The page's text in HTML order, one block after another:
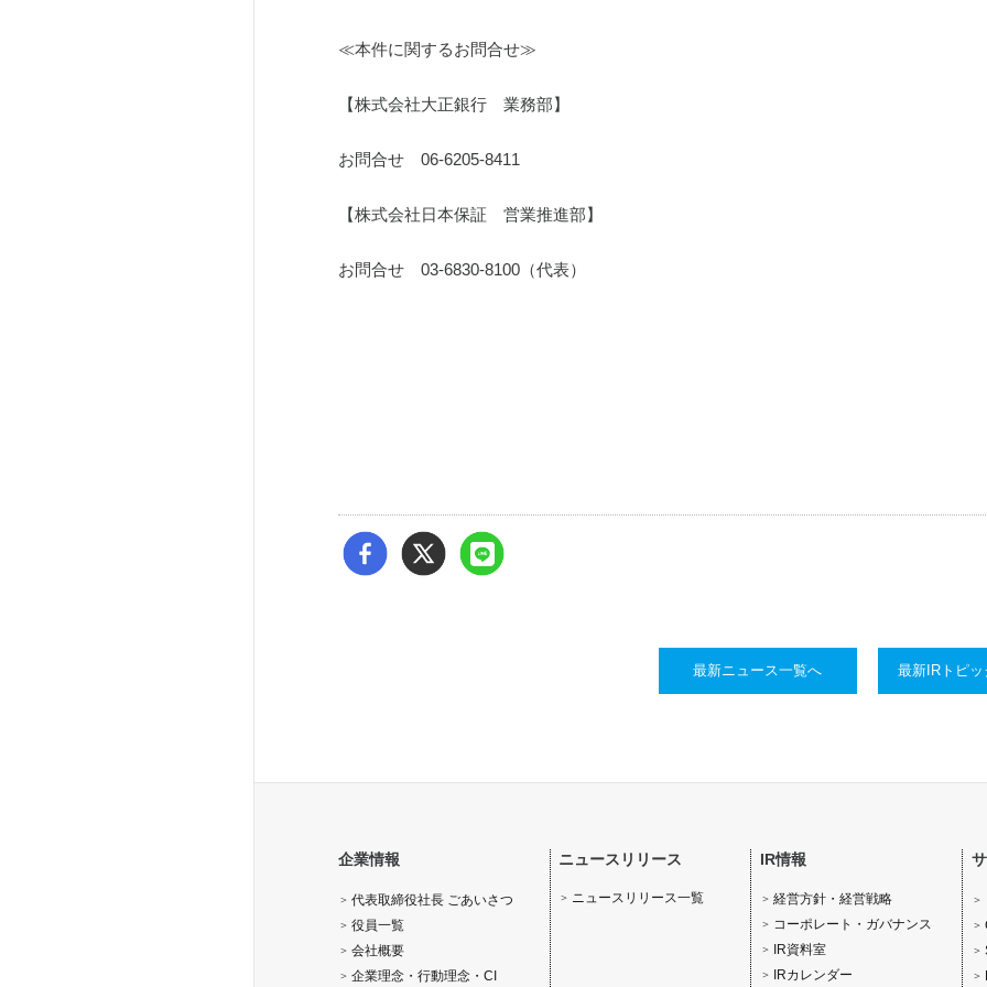
≪本件に関するお問合せ≫
【株式会社大正銀行　業務部】
お問合せ　06-6205-8411
【株式会社日本保証　営業推進部】
お問合せ　03-6830-8100（代表）
最新ニュース一覧へ 最新IRトピ
企業情報
代表取締役社長 ごあいさつ
役員一覧
会社概要
企業理念・行動理念・CI
ニュースリリース
ニュースリリース一覧
IR情報
経営方針・経営戦略
コーポレート・ガバナンス
IR資料室
IRカレンダー